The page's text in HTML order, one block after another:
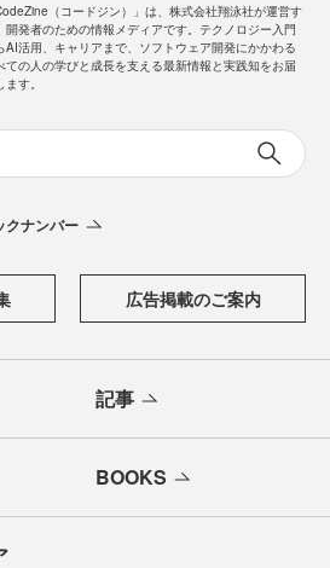
（コードジン）」は、株式会社翔泳社が運営す
開発者のための情報メディアです。テクノロジー入門
AI活用、キャリアまで、ソフトウェア開発にかかわる
ての人の学びと成長を支える最新情報と実践知をお届
す。
クナンバー
広告掲載のご案内
記事
BOOKS